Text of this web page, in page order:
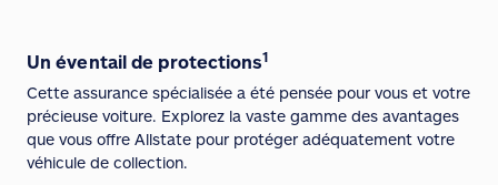
Un éventail de protections1
Cette assurance spécialisée a été pensée pour vous et votre
précieuse voiture. Explorez la vaste gamme des avantages
que vous offre Allstate pour protéger adéquatement votre
véhicule de collection.